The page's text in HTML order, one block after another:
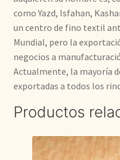
como Yazd, Isfahan,
un centro de fino textil
Mundial, pero la
negocios a
Actualmente, la mayoría
exportadas a todos los
Productos